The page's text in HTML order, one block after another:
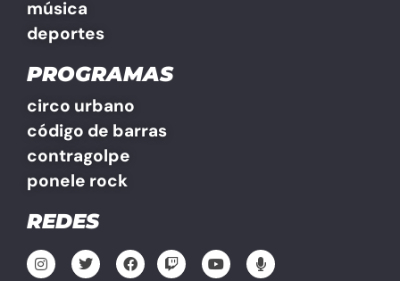
música
deportes
PROGRAMAS
circo urbano
código de barras
contragolpe
ponele rock
REDES